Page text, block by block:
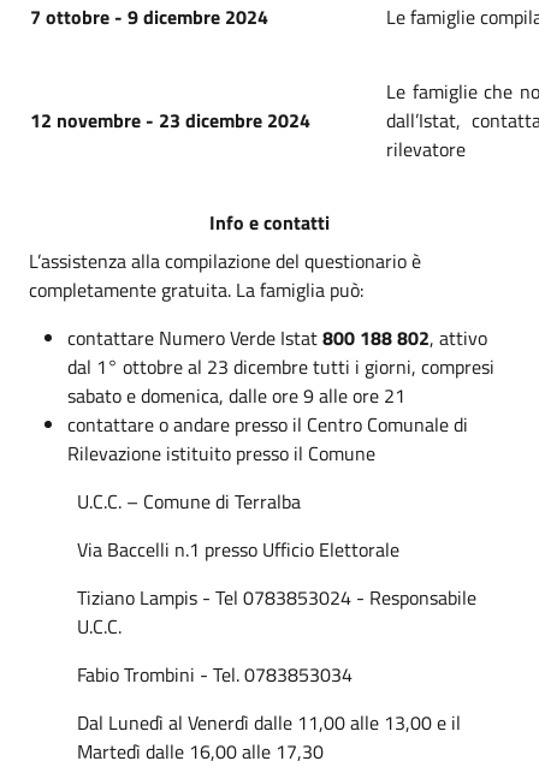
7 ottobre - 9 dicembre 2024 Le famiglie
12 novembre - 23 dicembre 2024
Le famiglie che
dall’Istat,
rilevatore
Info e contatti
L’assistenza alla compilazione del questionario è
completamente gratuita. La famiglia può:
contattare Numero Verde Istat800 188 802, attivo
dal 1° ottobre al 23 dicembre tutti i giorni, compresi
sabato e domenica, dalle ore 9 alle ore 21
contattare o andare presso il Centro Comunale di
Rilevazione istituito presso il Comune
U.C.C. – Comune di Terralba
Via Baccelli n.1 presso Ufficio Elettorale
Tiziano Lampis - Tel 0783853024 - Responsabile
U.C.C.
Fabio Trombini - Tel. 0783853034
Dal Lunedì al Venerdì dalle 11,00 alle 13,00 e il
Martedì dalle 16,00 alle 17,30